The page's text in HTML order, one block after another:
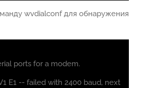
wvdialconf для обнаружения
ports for a modem.
E1 -- failed with 2400 baud, next